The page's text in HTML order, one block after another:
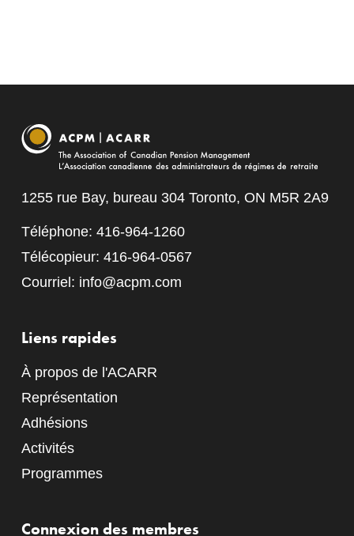
1255 rue Bay, bureau 304 Toronto, ON M5R 2A9
Téléphone: 416-964-1260
Télécopieur: 416-964-0567
Courriel: info@acpm.com
Liens rapides
À propos de l'ACARR
Représentation
Adhésions
Activités
Programmes
Connexion des membres